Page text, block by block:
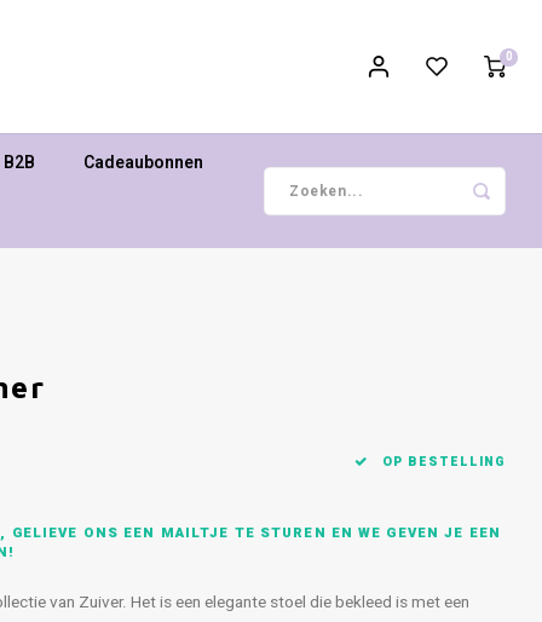
0
B2B Cadeaubonnen
OP BESTELLING
ONS EEN MAILTJE TE STUREN EN WE GEVEN JE EEN
van Zuiver. Het is een elegante stoel die bekleed is met een